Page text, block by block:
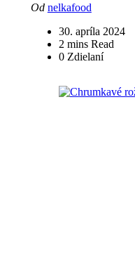
Od nelkafood
30. apríla 2024
2 mins Read
0 Zdielaní